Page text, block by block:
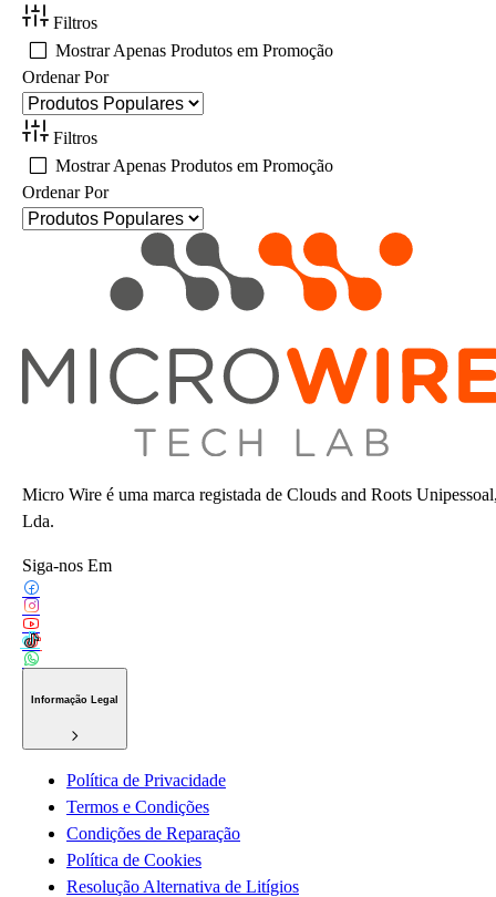
Filtros
Mostrar Apenas Produtos em Promoção
Ordenar Por
Filtros
Mostrar Apenas Produtos em Promoção
Ordenar Por
Micro Wire é uma marca registada de Clouds and Roots
Lda.
Siga-nos Em
Informação Legal
Política de Privacidade
Termos e Condições
Condições de Reparação
Política de Cookies
Resolução Alternativa de Litígios